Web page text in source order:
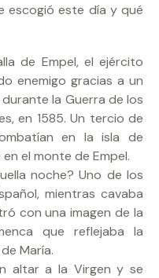
escogió este día y qué
de Empel, el ejército
enemigo gracias a un
la Guerra de los
en 1585. Un tercio de
en la isla de
el monte de Empel.
noche? Uno de los
mientras cavaba
con una imagen de la
que reflejaba la
María.
altar a la Virgen y se